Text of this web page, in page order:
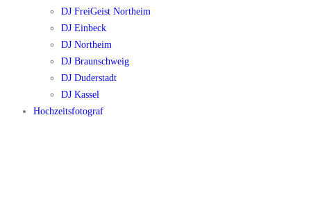
DJ FreiGeist Northeim
DJ Einbeck
DJ Northeim
DJ Braunschweig
DJ Duderstadt
DJ Kassel
Hochzeitsfotograf